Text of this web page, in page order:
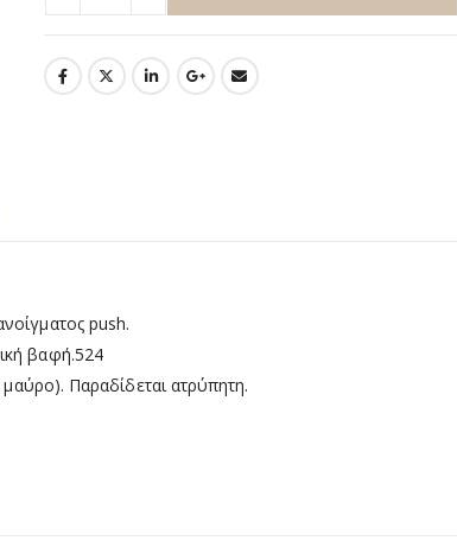
push.
βαφή.524
Παραδίδεται ατρύπητη.